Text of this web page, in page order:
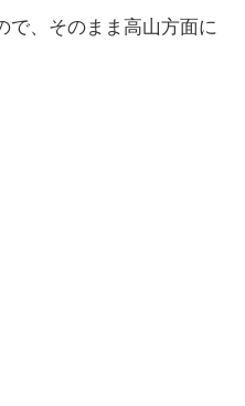
で、そのまま高山方面に